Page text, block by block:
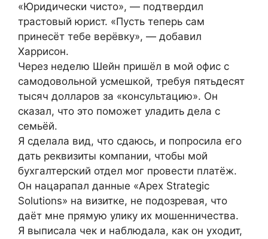
«Юридически чисто», — подтвердил
трастовый юрист. «Пусть теперь сам
принесёт тебе верёвку», — добавил
Харрисон.
Через неделю Шейн пришёл в мой офис с
самодовольной усмешкой, требуя пятьдесят
тысяч долларов за «консультацию». Он
сказал, что это поможет уладить дела с
семьёй.
Я сделала вид, что сдаюсь, и попросила его
дать реквизиты компании, чтобы мой
бухгалтерский отдел мог провести платёж.
Он нацарапал данные «Apex Strategic
Solutions» на визитке, не подозревая, что
даёт мне прямую улику их мошенничества.
Я выписала чек и наблюдала, как он уходит,